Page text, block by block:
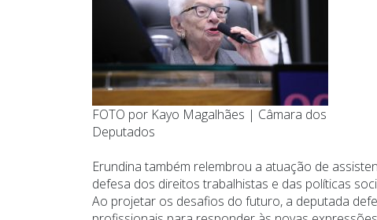
FOTO por Kayo Magalhães | Câmara dos
Deputados
Erundina também relembrou a atuação de
defesa dos direitos trabalhistas e das políticas
Ao projetar os desafios do futuro, a deputada